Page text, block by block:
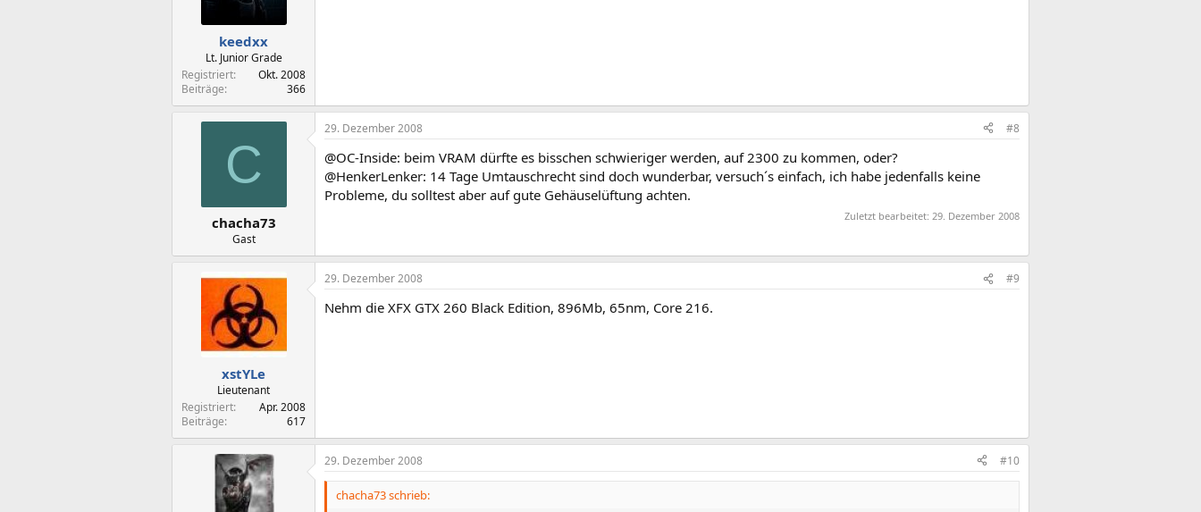
keedxx
Lt. Junior Grade
Registriert
Okt. 2008
Beiträge
366
C
chacha73
Gast
29. Dezember 2008 #8
@OC-Inside: beim VRAM dürfte es bisschen schwieriger werden, auf 2300 zu kommen, oder?
@HenkerLenker: 14 Tage Umtauschrecht sind doch wunderbar, versuch´s einfach, ich habe jedenfalls keine
Probleme, du solltest aber auf gute Gehäuselüftung achten.
Zuletzt bearbeitet: 29. Dezember 2008
xstYLe
Lieutenant
Registriert
Apr. 2008
Beiträge
617
29. Dezember 2008 #9
Nehm die XFX GTX 260 Black Edition, 896Mb, 65nm, Core 216.
29. Dezember 2008 #10
chacha73 schrieb: